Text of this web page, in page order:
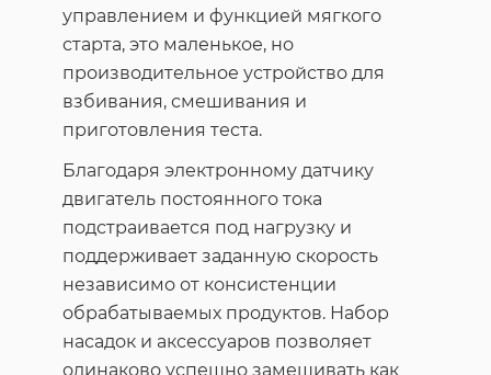
управлением и функцией мягкого
старта, это маленькое, но
производительное устройство для
взбивания, смешивания и
приготовления теста.
Благодаря электронному датчику
двигатель постоянного тока
подстраивается под нагрузку и
поддерживает заданную скорость
независимо от консистенции
обрабатываемых продуктов. Набор
насадок и аксессуаров позволяет
одинаково успешно замешивать как